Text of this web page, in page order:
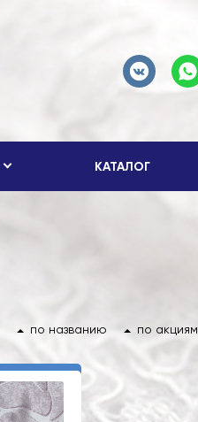
КАТАЛОГ
по названию по акциям